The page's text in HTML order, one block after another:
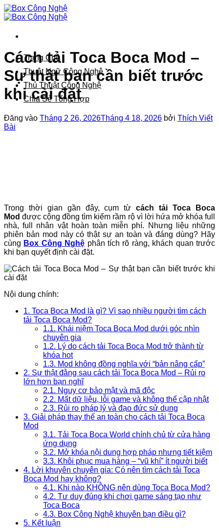
Bỏ
qua
dung
Trang Chủ
Thuật Ngữ Công Nghệ
Thủ Thuật Công Nghệ
Chia Sẻ Tổng Hợp
Cách tải Toca Boca Mod –
Sự thật bạn cần biết trước
khi cài đặt
Đăng vào Tháng 2 26, 2026Tháng 4 18, 2026 bởi Thích Viết
Bài
Trong thời gian gần đây, cụm từcách tải Toca Boca
Mod được cộng đồng tìm kiếm rầm rộ vì lời hứa mở khóa full
nhà, full nhân vật hoàn toàn miễn phí. Nhưng liệu những
phiên bản mod này có thật sự an toàn và đáng dùng? Hãy
cùng Box Công Nghệ phân tích rõ ràng, khách quan trước
khi bạn quyết định cài đặt.
Nội dung chính:
1. Toca Boca Mod là gì? Vì sao nhiều người tìm cách
tải Toca Boca Mod?
1.1. Khái niệm Toca Boca Mod dưới góc nhìn
chuyên gia
1.2. Lý do cách tải Toca Boca Mod trở thành từ
khóa hot
1.3. Mod không đồng nghĩa với “bản nâng cấp”
2. Sự thật đằng sau cách tải Toca Boca Mod – Rủi ro
lớn hơn bạn nghĩ
2.1. Nguy cơ bảo mật và mã độc
2.2. Mất dữ liệu, lỗi game và không thể cập nhật
2.3. Rủi ro pháp lý và đạo đức sử dụng
3. Giải pháp thay thế an toàn cho cách tải Toca Boca
Mod
3.1. Tải Toca Boca World chính chủ từ cửa hàng
ứng dụng
3.2. Mở khóa nội dung hợp pháp nhưng tiết kiệm
3.3. Khôi phục mua hàng – “vũ khí” ít người biết
4. Lời khuyên chuyên gia: Có nên tìm cách tải Toca
Boca Mod hay không?
4.1. Khi nào KHÔNG nên dùng Toca Boca Mod?
4.2. Tư duy đúng khi chơi game sáng tạo như
Toca Boca
4.3. Box Công Nghệ khuyên bạn điều gì?
5. Kết luận